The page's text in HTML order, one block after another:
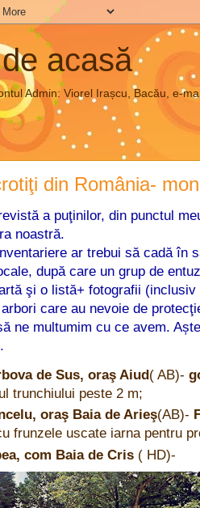
acasă
Admin: Viorel Irașcu, Bacău, e-
din România-
a puţinilor, din punctul
noastră.
ar trebui să cadă în
după care un grup de
şi o listă+ fotografii
care au nevoie de
ne multumim cu ce avem.
de Sus, oraş Aiud( AB)-
trunchiului peste 2 m;
oraş Baia de Arieş(AB)-
frunzele uscate iarna pentru
com Baia de Cris ( HD)-